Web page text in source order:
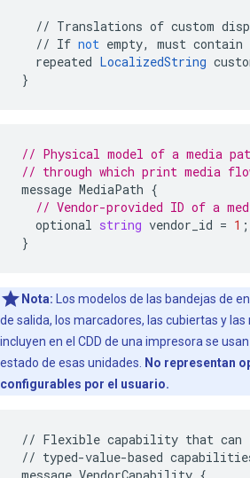
// Translations of custom
// If not empty, must contain
repeated LocalizedString
}
// Physical model of a media
// through which print media
message MediaPath {
// Vendor-provided ID of a
optional string vendor_id = 1 ;
}
Nota: Los modelos de las bandejas de
de salida, los marcadores, las cubiertas y
incluyen en el CDD de una impresora se
estado de esas unidades.
No representan
configurables por el usuario.
// Flexible capability that can
// typed-value-based